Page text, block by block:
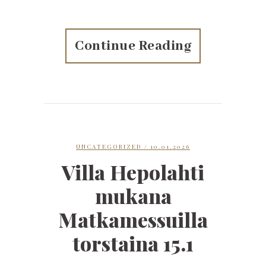
Continue Reading
UNCATEGORIZED / 10.01.2026
Villa Hepolahti
mukana
Matkamessuilla
torstaina 15.1